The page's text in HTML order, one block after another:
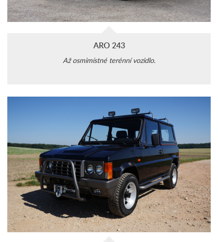
ARO 243
Až osmimístné terénní vozidlo.